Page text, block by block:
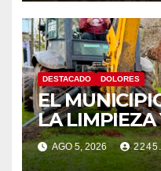
DESTACADO DOLORES
EL
LA LIMPIEZA
DESAGÜES
AGO 5, 2026